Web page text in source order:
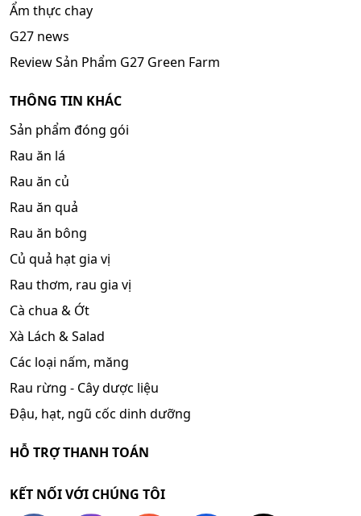
Ẩm thực chay
G27 news
Review Sản Phẩm G27 Green Farm
THÔNG TIN KHÁC
Sản phẩm đóng gói
Rau ăn lá
Rau ăn củ
Rau ăn quả
Rau ăn bông
Củ quả hạt gia vị
Rau thơm, rau gia vị
Cà chua & Ớt
Xà Lách & Salad
Các loại nấm, măng
Rau rừng - Cây dược liệu
Đậu, hạt, ngũ cốc dinh dưỡng
HỖ TRỢ THANH TOÁN
KẾT NỐI VỚI CHÚNG TÔI